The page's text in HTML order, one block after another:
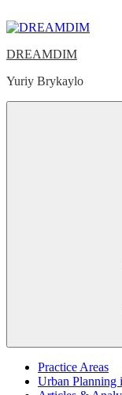
to
DREAMDIM
Yuriy Brykaylo
Practice Areas
Urban Planning